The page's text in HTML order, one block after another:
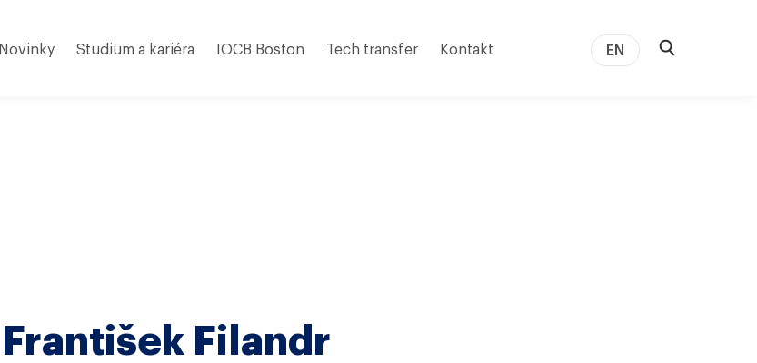
Novinky Studium a kariéra IOCB Boston Tech transfer Kontakt EN
František Filandr